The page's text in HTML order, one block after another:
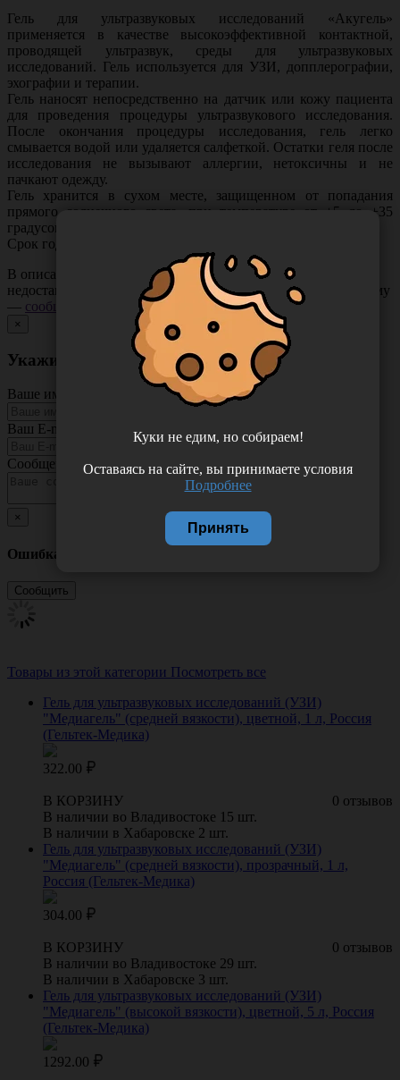
Гель для ультразвуковых исследований «Акугель»
применяется в качестве высокоэффективной контактной,
проводящей ультразвук, среды для ультразвуковых
исследований. Гель используется для УЗИ, допплерографии,
эхографии и терапии.
Гель наносят непосредственно на датчик или кожу пациента
для проведения процедуры ультразвукового исследования.
После окончания процедуры исследования, гель легко
смывается водой или удаляется салфеткой. Остатки геля после
исследования не вызывают аллергии, нетоксичны и не
пачкают одежду.
Гель хранится в сухом месте, защищенном от попадания
прямого солнечного света, при температуре от +5 до +35
градусов Цельсия. Не допускается замораживание геля.
Срок годности 3 года со дня производства.
В описании товара могут иметь место неточности или
недостающая информация. Если вы заметили такую проблему
— сообщите нам
×
Укажите неточность в описании товара
Ваше имя
Ваш E-mail
Сообщение
×
Ошибка
Товары из этой категории Посмотреть все
Гель для ультразвуковых исследований (УЗИ)
"Медиагель" (средней вязкости), цветной, 1 л, Россия
(Гельтек-Медика)
322.00
0 отзывов
В КОРЗИНУ
В наличии во Владивостоке 15 шт.
В наличии в Хабаровске 2 шт.
Гель для ультразвуковых исследований (УЗИ)
"Медиагель" (средней вязкости), прозрачный, 1 л,
Россия (Гельтек-Медика)
304.00
0 отзывов
В КОРЗИНУ
В наличии во Владивостоке 29 шт.
В наличии в Хабаровске 3 шт.
Гель для ультразвуковых исследований (УЗИ)
"Медиагель" (высокой вязкости), цветной, 5 л, Россия
(Гельтек-Медика)
1292.00
Куки не едим, но собираем!
Оставаясь на сайте, вы принимаете условия
Подробнее
Принять